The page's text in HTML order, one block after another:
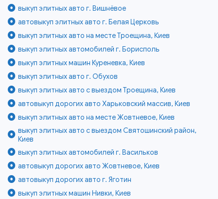
выкуп элитных авто г. Вишнёвое
автовыкуп элитных авто г. Белая Церковь
выкуп элитных авто на месте Троещина, Киев
выкуп элитных автомобилей г. Борисполь
выкуп элитных машин Куреневка, Киев
выкуп элитных авто г. Обухов
выкуп элитных авто с выездом Троещина, Киев
автовыкуп дорогих авто Харьковский массив, Киев
выкуп элитных авто на месте Жовтневое, Киев
выкуп элитных авто с выездом Святошинский район,
Киев
выкуп элитных автомобилей г. Васильков
автовыкуп дорогих авто Жовтневое, Киев
автовыкуп дорогих авто г. Яготин
выкуп элитных машин Нивки, Киев